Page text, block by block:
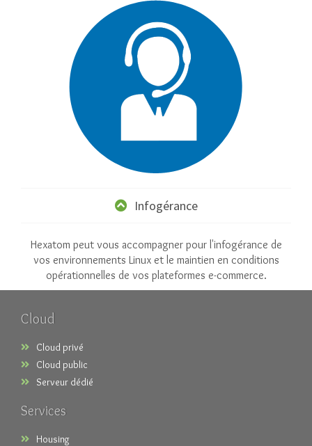
Infogérance
Hexatom peut vous accompagner pour l'infogérance de
vos environnements Linux et le maintien en conditions
opérationnelles de vos plateformes e-commerce.
Cloud
Cloud privé
Cloud public
Serveur dédié
Services
Housing